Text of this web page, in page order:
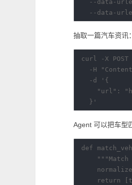
--data-
抽取一篇汽车资讯：
curl -X
-H
  -d '{
"url":
Agent 可以把车型
def
"""Match